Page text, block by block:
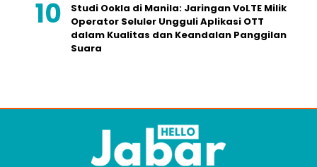
Studi Ookla di Manila: Jaringan VoLTE Milik
Operator Seluler Ungguli Aplikasi OTT
dalam Kualitas dan Keandalan Panggilan
Suara